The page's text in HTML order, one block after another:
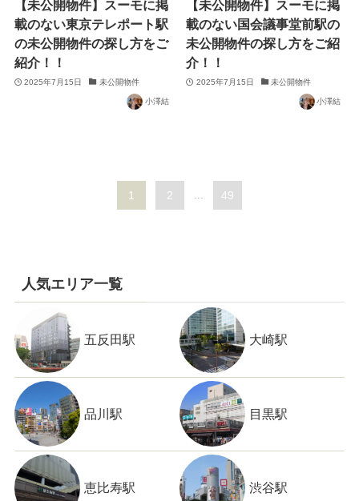
【未公開物件】スーモに掲
載のない東京テレポート駅
の未公開物件の探し方をご
紹介！！
2025年7月15日 未公開物件
小澤結
【未公開物件】スーモに掲
載のない国会議事堂前駅の
未公開物件の探し方をご紹
介！！
2025年7月15日 未公開物件
小澤結
1 2 49
人気エリア一覧
五反田駅 大崎駅
品川駅 目黒駅
恵比寿駅 渋谷駅